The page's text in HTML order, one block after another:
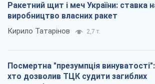
Ракетний щит і меч України: ставка
виробництво власних ракет
Кирило Татарінов 2,7 т.
Посмертна "презумпція винуватості":
хто дозволив ТЦК судити загиблих